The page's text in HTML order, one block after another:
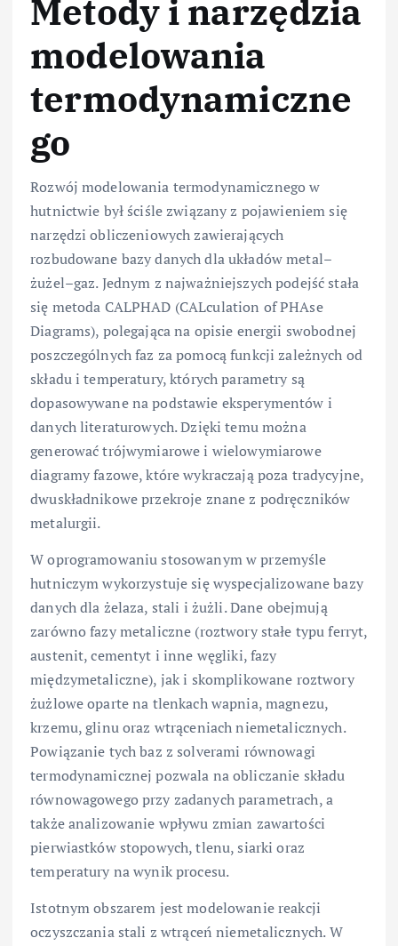
Metody i narzędzia
modelowania
termodynamiczne
go
Rozwój modelowania termodynamicznego w
hutnictwie był ściśle związany z pojawieniem się
narzędzi obliczeniowych zawierających
rozbudowane bazy danych dla układów metal–
żużel–gaz. Jednym z najważniejszych podejść stała
się metoda CALPHAD (CALculation of PHAse
Diagrams), polegająca na opisie energii swobodnej
poszczególnych faz za pomocą funkcji zależnych od
składu i temperatury, których parametry są
dopasowywane na podstawie eksperymentów i
danych literaturowych. Dzięki temu można
generować trójwymiarowe i wielowymiarowe
diagramy fazowe, które wykraczają poza tradycyjne,
dwuskładnikowe przekroje znane z podręczników
metalurgii.
W oprogramowaniu stosowanym w przemyśle
hutniczym wykorzystuje się wyspecjalizowane bazy
danych dla żelaza, stali i żużli. Dane obejmują
zarówno fazy metaliczne (roztwory stałe typu ferryt,
austenit, cementyt i inne węgliki, fazy
międzymetaliczne), jak i skomplikowane roztwory
żużlowe oparte na tlenkach wapnia, magnezu,
krzemu, glinu oraz wtrąceniach niemetalicznych.
Powiązanie tych baz z solverami równowagi
termodynamicznej pozwala na obliczanie składu
równowagowego przy zadanych parametrach, a
także analizowanie wpływu zmian zawartości
pierwiastków stopowych, tlenu, siarki oraz
temperatury na wynik procesu.
Istotnym obszarem jest modelowanie reakcji
oczyszczania stali z wtrąceń niemetalicznych. W